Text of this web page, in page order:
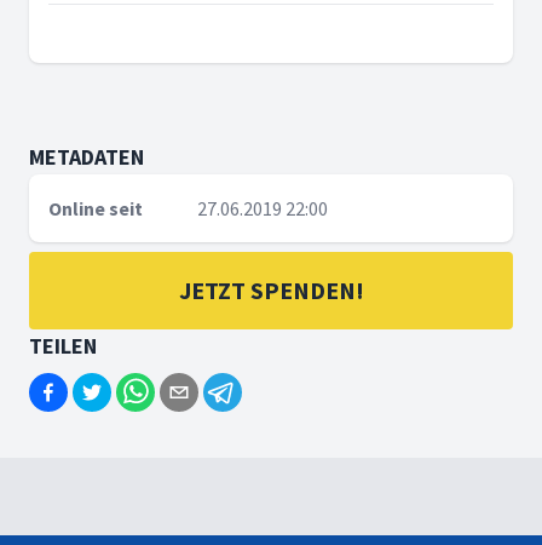
METADATEN
Online seit 27.06.2019 22:00
JETZT SPENDEN!
TEILEN